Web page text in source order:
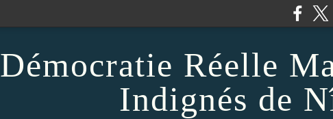
Démocratie Réelle
Indignés de